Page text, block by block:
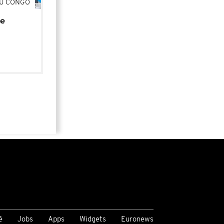
01:02
CONGO
Jobs Apps Widgets Euronews